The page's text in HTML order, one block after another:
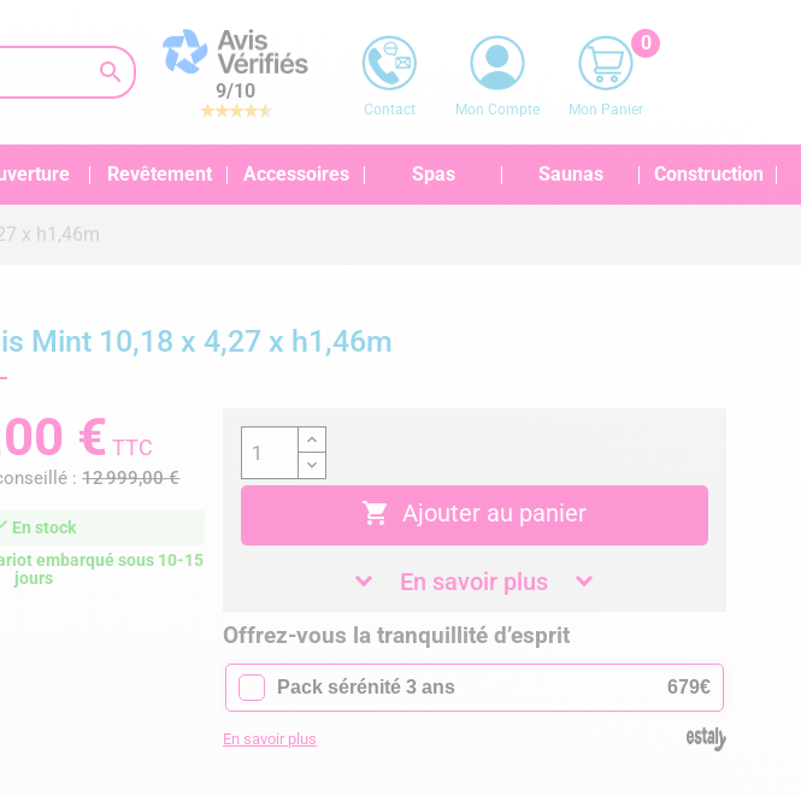

9/10
Contact Mon Compte
0
Mon Panier
Revêtement Accessoires Spas Saunas Construction
x h1,46m
Mint 10,18 x 4,27 x h1,46m
€ TTC
:12 999,00 €
En stock
embarqué sous 10-15
jours
 Ajouter au panier
En savoir plus
Offrez-vous la tranquillité d’esprit
✓ Pack sérénité 3 ans 679€
En savoir plus